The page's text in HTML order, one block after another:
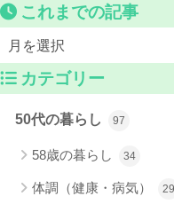
これまでの記事
カテゴリー
50代の暮らし 97
58歳の暮らし 34
体調（健康・病気） 29